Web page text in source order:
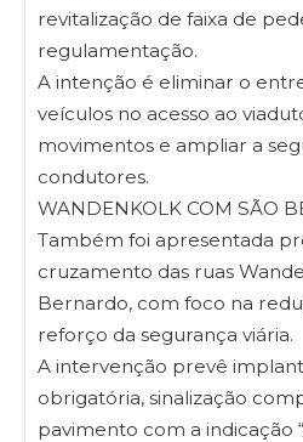
revitalização de faixa de
regulamentação.
A intenção é eliminar o
veículos no acesso ao
movimentos e ampliar a
condutores.
WANDENKOLK COM SÃO
Também foi apresentada
cruzamento das ruas
Bernardo, com foco na
reforço da segurança viária.
A intervenção prevê
obrigatória, sinalização
pavimento com a indicação